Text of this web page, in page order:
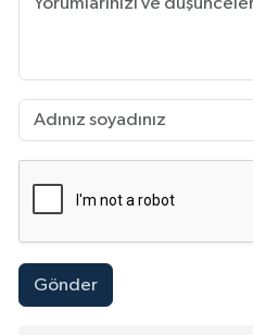
Gönder